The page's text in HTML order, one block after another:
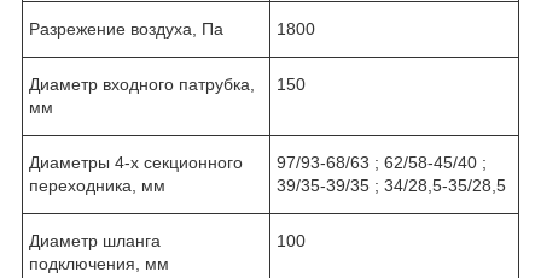
Разрежение воздуха, Па 1800
Диаметр входного патрубка,
мм
150
Диаметры 4-х секционного
переходника, мм
97/93-68/63 ; 62/58-45/40 ;
39/35-39/35 ; 34/28,5-35/28,5
Диаметр шланга
подключения, мм
100